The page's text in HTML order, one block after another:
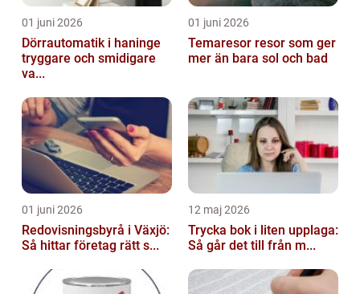
01 juni 2026
Dörrautomatik i haninge
tryggare och smidigare
va...
01 juni 2026
Temaresor resor som ger
mer än bara sol och bad
01 juni 2026
Redovisningsbyrå i Växjö:
Så hittar företag rätt s...
12 maj 2026
Trycka bok i liten upplaga:
Så går det till från m...